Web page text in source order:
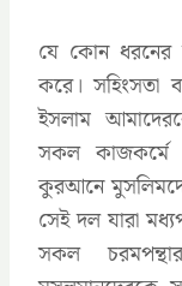
যে কোন ধরনের
করে। সহিংসতা
ইসলাম
সকল কাজকর্মে
কুরআনে
সেই দল যারা
সকল